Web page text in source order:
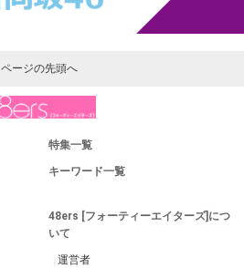
ページの先頭へ
特集一覧
キーワード一覧
48ers [フォーティーエイターズ]につ
いて
運営者